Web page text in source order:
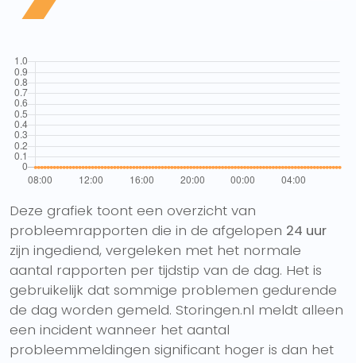
Deze grafiek toont een overzicht van
probleemrapporten die in de afgelopen 24 uur
zijn ingediend, vergeleken met het normale
aantal rapporten per tijdstip van de dag. Het is
gebruikelijk dat sommige problemen gedurende
de dag worden gemeld. Storingen.nl meldt alleen
een incident wanneer het aantal
probleemmeldingen significant hoger is dan het